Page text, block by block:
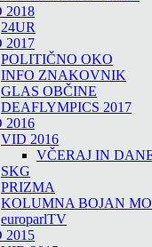
2018
24UR
2017
POLITIČNO OKO
INFO ZNAKOVNIK
GLAS OBČINE
DEAFLYMPICS 2017
2016
VID 2016
VČERAJ IN
SKG
PRIZMA
KOLUMNA BOJAN
europarlTV
2015